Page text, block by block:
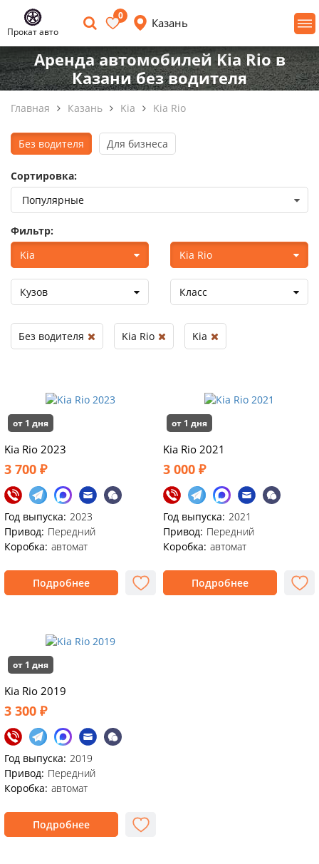
Прокат авто
0
Казань
Аренда автомобилей Kia Rio в
Казани без водителя
Главная Казань Kia Kia Rio
от 1 дня
Kia Rio 2023
3 700 ₽
Год выпуска: 2023
Привод: Передний
Коробка: автомат
Подробнее
от 1 дня
Kia Rio 2021
3 000 ₽
Год выпуска: 2021
Привод: Передний
Коробка: автомат
Подробнее
от 1 дня
Kia Rio 2019
3 300 ₽
Год выпуска: 2019
Привод: Передний
Коробка: автомат
Подробнее
Без водителя Для бизнеса
Сортировка:
Фильтр:
Kia
Kia Rio
Кузов Класс
Без водителя Kia Rio Kia